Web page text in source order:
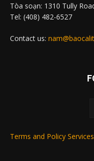
Tòa soạn: 1310 Tully
Tel: (408) 482-6527
Contact us:
Terms and Policy Services